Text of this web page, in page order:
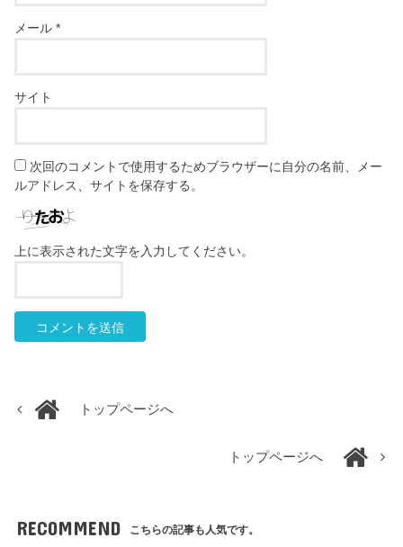
メール*
サイト
次回のコメントで使用するためブラウザーに自分の名前、メー
ルアドレス、サイトを保存する。
上に表示された文字を入力してください。
トップページへ
トップページへ
RECOMMEND こちらの記事も人気です。